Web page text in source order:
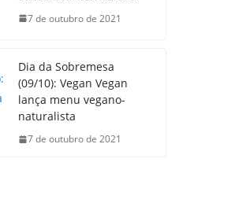
7 de outubro de 2021
Dia da Sobremesa
(09/10): Vegan Vegan
lança menu vegano-
naturalista
7 de outubro de 2021